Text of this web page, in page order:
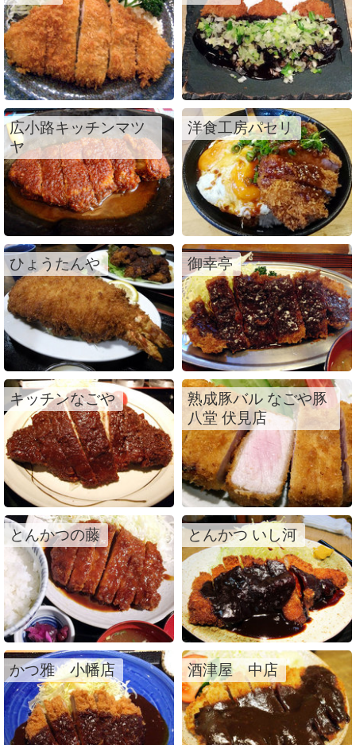
広小路キッチンマツ
ヤ
洋食工房パセリ
ひょうたんや 御幸亭
キッチンなごや
熟成豚バル なごや豚
八堂 伏見店
とんかつの藤 とんかつ いし河
かつ雅 小幡店 酒津屋 中店